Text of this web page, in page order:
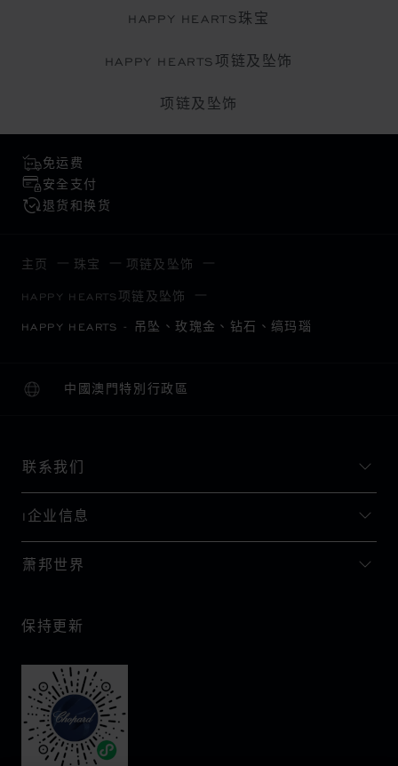
HAPPY HEARTS珠宝
HAPPY HEARTS项链及坠饰
项链及坠饰
免运费
安全支付
退货和换货
主页 珠宝 项链及坠饰
HAPPY HEARTS项链及坠饰
HAPPY HEARTS - 吊坠、玫瑰金、钻石、缟玛瑙
中國澳門特別行政區
本地化（更改国家/地区）
更改国家/地区
联系我们
I企业信息
萧邦世界
保持更新